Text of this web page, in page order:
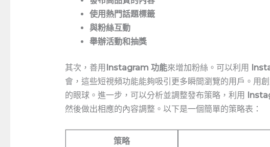
使用熱門話題標籤
與粉絲互動
舉辦活動和抽獎
其次，善用 Instagram 功能來增加粉絲。可以利用
會，這些短視頻功能能夠吸引更多瞬間瀏覽的用戶。用
的眼球。進一步，可以分析並調整發布策略，利用
然後做出相應的內容調整。以下是一個簡單的策略表：
策略